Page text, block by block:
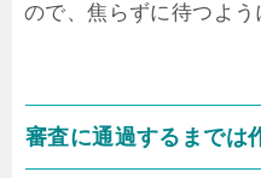
ので、焦らずに待つよう
審査に通過するまでは